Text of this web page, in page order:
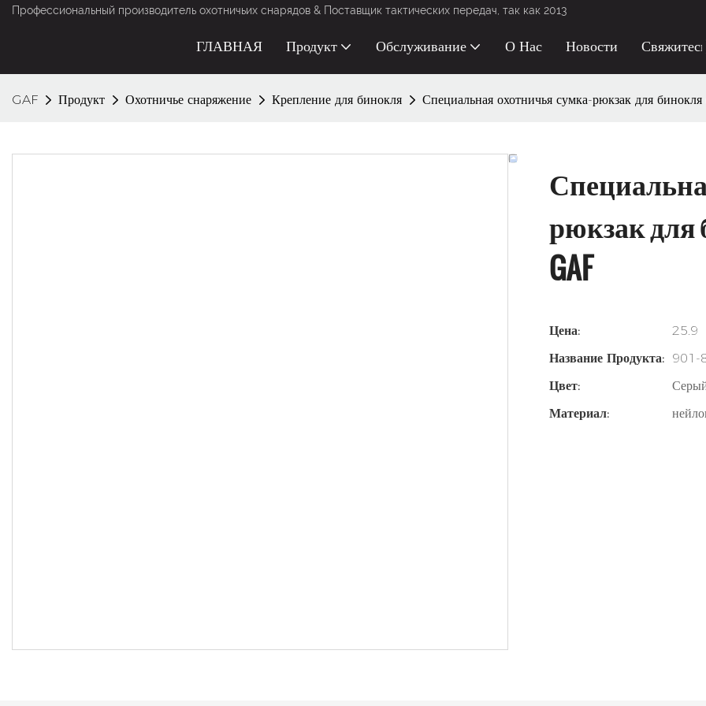
Профессиональный производитель охотничьих снарядов & Поставщик тактических передач, так как 2013
ГЛАВНАЯ Продукт Обслуживание О Нас Новости
GAF Продукт Охотничье снаряжение Крепление для бинокля Специальная охотничья сумка-рюкзак для
рюкзак для
GAF
Цена:
25.9
Название Продукта: 901-
Цвет:
Материал: